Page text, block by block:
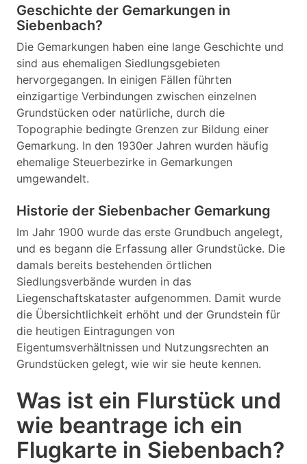
Geschichte der Gemarkungen in
Siebenbach?
Die Gemarkungen haben eine lange Geschichte und
sind aus ehemaligen Siedlungsgebieten
hervorgegangen. In einigen Fällen führten
einzigartige Verbindungen zwischen einzelnen
Grundstücken oder natürliche, durch die
Topographie bedingte Grenzen zur Bildung einer
Gemarkung. In den 1930er Jahren wurden häufig
ehemalige Steuerbezirke in Gemarkungen
umgewandelt.
Historie der Siebenbacher Gemarkung
Im Jahr 1900 wurde das erste Grundbuch angelegt,
und es begann die Erfassung aller Grundstücke. Die
damals bereits bestehenden örtlichen
Siedlungsverbände wurden in das
Liegenschaftskataster aufgenommen. Damit wurde
die Übersichtlichkeit erhöht und der Grundstein für
die heutigen Eintragungen von
Eigentumsverhältnissen und Nutzungsrechten an
Grundstücken gelegt, wie wir sie heute kennen.
Was ist ein Flurstück und
wie beantrage ich ein
Flugkarte in Siebenbach?